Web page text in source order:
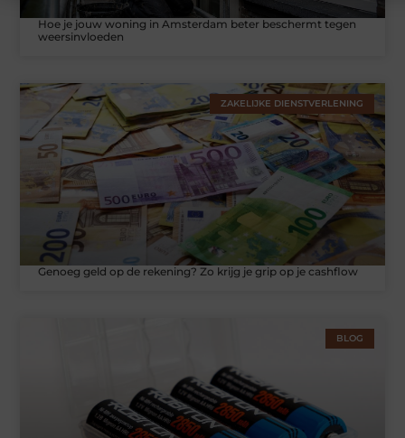
Hoe je jouw woning in Amsterdam beter beschermt tegen
weersinvloeden
ZAKELIJKE DIENSTVERLENING
Genoeg geld op de rekening? Zo krijg je grip op je cashflow
BLOG